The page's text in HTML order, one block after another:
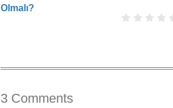
Olmalı?
3 Comments